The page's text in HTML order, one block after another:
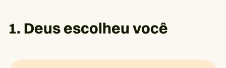
1. Deus escolheu você